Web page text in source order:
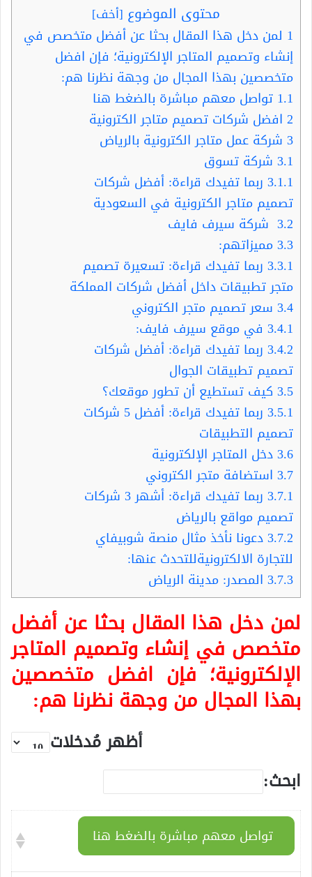
محتوى الموضوع [أخف]
1 لمن دخل هذا المقال بحثا عن أفضل متخصص في
إنشاء وتصميم المتاجر الإلكترونية؛ فإن افضل
متخصصين بهذا المجال من وجهة نظرنا هم:
1.1 تواصل معهم مباشرة بالضغط هنا
2 افضل شركات تصميم متاجر الكترونية
3 شركة عمل متاجر الكترونية بالرياض
3.1 شركة تسوق
3.1.1 ربما تفيدك قراءة: أفضل شركات
تصميم متاجر الكترونية في السعودية
3.2 شركة سيرف فايف
3.3مميزاتهم:
3.3.1 ربما تفيدك قراءة: تسعيرة تصميم
متجر تطبيقات داخل أفضل شركات المملكة
3.4 سعر تصميم متجر الكتروني
3.4.1 في موقع سيرف فايف:
3.4.2 ربما تفيدك قراءة: أفضل شركات
تصميم تطبيقات الجوال
3.5 كيف تستطيع أن تطور موقعك؟
3.5.1
ربما تفيدك قراءة: أفضل 5 شركات
تصميم التطبيقات
3.6دخل المتاجر الإلكترونية
3.7 استضافة متجر الكتروني
3.7.1
ربما تفيدك قراءة: أشهر 3 شركات
تصميم مواقع بالرياض
3.7.2دعونا نأخذ مثال منصة شوبيفاي
للتجارة الالكترونيةللتحدث عنها:
3.7.3 المصدر: مدينة الرياض
لمن دخل هذا المقال بحثا عن أفضل
متخصص في إنشاء وتصميم المتاجر
الإلكترونية؛ فإن افضل متخصصين
بهذا المجال من وجهة نظرنا هم:
أظهر مُدخلات
ابحث:
تواصل معهم مباشرة بالضغط هنا